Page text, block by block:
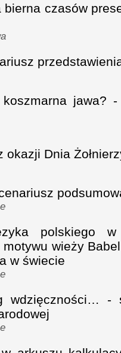
bierna czasów
jawa?
okazji Dnia
polskiego
wieży
w świecie
wdzięczności… -